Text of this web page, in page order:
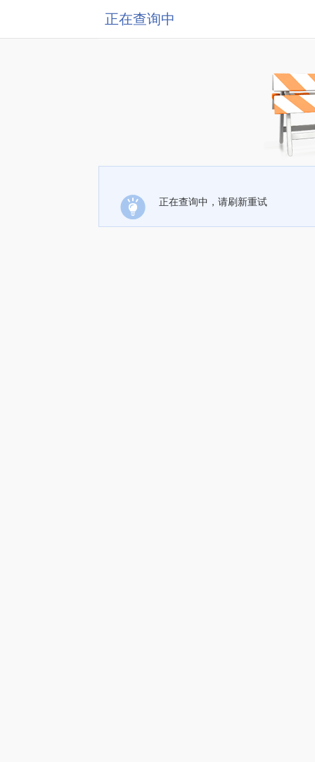
正在查询中
正在查询中，请刷新重试